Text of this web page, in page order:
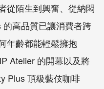
從陌生到興奮、從納悶
高品質已讓消費者跨
年齡都能輕鬆擁抱
Atelier 的開幕以及將
Plus 頂級藝伎咖啡